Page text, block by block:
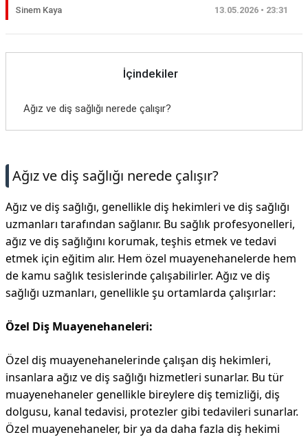
Sinem Kaya 13.05.2026 • 23:31
İçindekiler
Ağız ve diş sağlığı nerede çalışır?
Ağız ve diş sağlığı nerede çalışır?
Ağız ve diş sağlığı, genellikle diş hekimleri ve diş sağlığı
uzmanları tarafından sağlanır. Bu sağlık profesyonelleri,
ağız ve diş sağlığını korumak, teşhis etmek ve tedavi
etmek için eğitim alır. Hem özel muayenehanelerde hem
de kamu sağlık tesislerinde çalışabilirler. Ağız ve diş
sağlığı uzmanları, genellikle şu ortamlarda çalışırlar:
Özel Diş Muayenehaneleri:
Özel diş muayenehanelerinde çalışan diş hekimleri,
insanlara ağız ve diş sağlığı hizmetleri sunarlar. Bu tür
muayenehaneler genellikle bireylere diş temizliği, diş
dolgusu, kanal tedavisi, protezler gibi tedavileri sunarlar.
Özel muayenehaneler, bir ya da daha fazla diş hekimi